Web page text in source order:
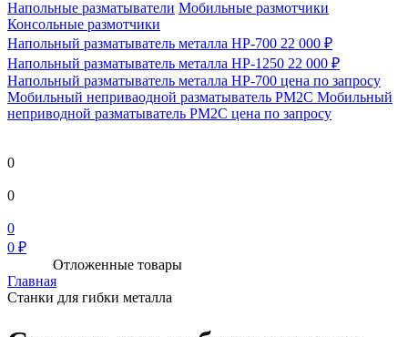
Напольные разматыватели Мобильные размотчики
Консольные размотчики
Напольный разматыватель металла HP-700 22 000 ₽
Напольный разматыватель металла HP-1250 22 000 ₽
Напольный разматыватель металла HP-700 цена по запросу
Мобильный непривaодной разматыватель РМ2С Мобильный
неприводной разматыватель РМ2С цена по запросу
0
0
0
0 ₽
Отложенные товары
Главная
Станки для гибки металла